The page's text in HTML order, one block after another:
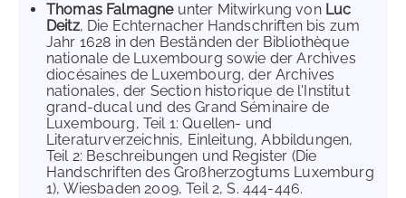
Thomas Falmagneunter Mitwirkung von Luc
Deitz, Die Echternacher Handschriften bis zum
Jahr 1628 in den Beständen der Bibliothèque
nationale de Luxembourg sowie der Archives
diocésaines de Luxembourg, der Archives
nationales, der Section historique de l'Institut
grand-ducal und des Grand Séminaire de
Luxembourg, Teil 1: Quellen- und
Literaturverzeichnis, Einleitung, Abbildungen,
Teil 2: Beschreibungen und Register (Die
Handschriften des Großherzogtums Luxemburg
1), Wiesbaden 2009, Teil 2, S. 444-446.